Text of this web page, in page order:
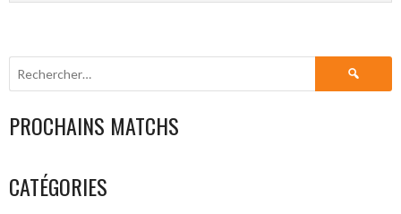
Rechercher :
PROCHAINS MATCHS
CATÉGORIES